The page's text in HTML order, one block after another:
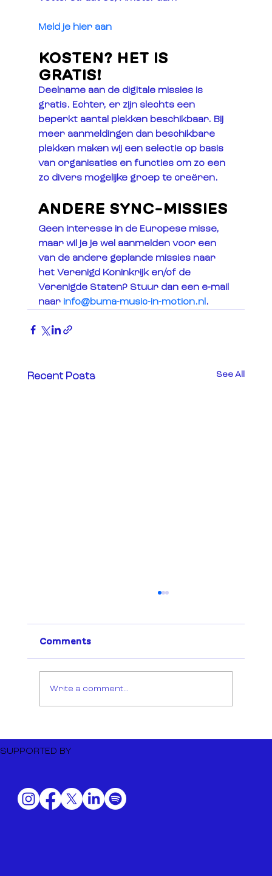
Meld je hier aan
KOSTEN? HET IS
GRATIS!
Deelname aan de digitale missies is
gratis. Echter, er zijn slechts een
beperkt aantal plekken beschikbaar. Bij
meer aanmeldingen dan beschikbare
plekken maken wij een selectie op basis
van organisaties en functies om zo een
zo divers mogelijke groep te creëren.
ANDERE SYNC-MISSIES
Geen interesse in de Europese misse,
maar wil je je wel aanmelden voor een
van de andere geplande missies naar
het Verenigd Koninkrijk en/of de
Verenigde Staten? Stuur dan een e-mail
naar info@buma-music-in-motion.nl .
Recent Posts See All
Bilbao 2026
Comments
Write a comment...
SUPPORTED BY